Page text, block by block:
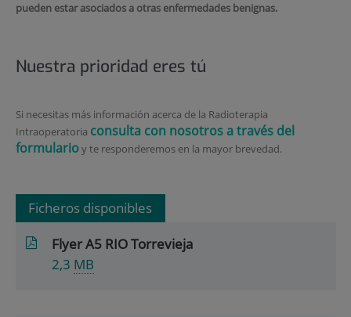
pueden estar asociados a otras enfermedades benignas.
Nuestra prioridad eres tú
Si necesitas más información acerca de la Radioterapia
Intraoperatoria consulta con nosotros a través del
formularioy te responderemos en la mayor brevedad.
Ficheros disponibles
Flyer A5 RIO Torrevieja
2,3 MB